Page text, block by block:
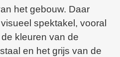
het gebouw. Daar
spektakel, vooral
kleuren van de
en het grijs van de